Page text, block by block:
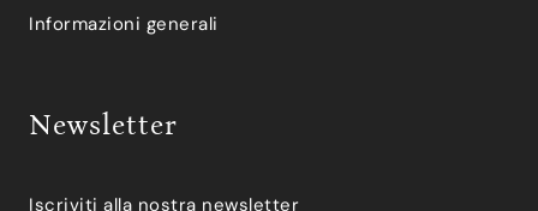
Informazioni generali
Newsletter
Iscriviti alla nostra newsletter